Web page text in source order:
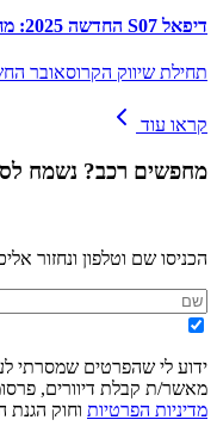
דיפאל S07 החדשה 2025: מחיר החל מ- 199,990 ש"ח
תחילת שיווק הקרוסאובר
קראו עוד
מחפשים רכב? נשמח
הכניסו שם וטלפון ונחזור
ידוע לי שהפרטים שמסרתי
מאשר/ת קבלת דיוורים,
מדיניות הפרטיות וחוק הגנת